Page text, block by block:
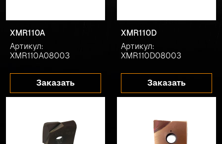
XMR110A
Артикул:
XMR110A08003
Заказать
XMR110D
Артикул:
XMR110D08003
Заказать